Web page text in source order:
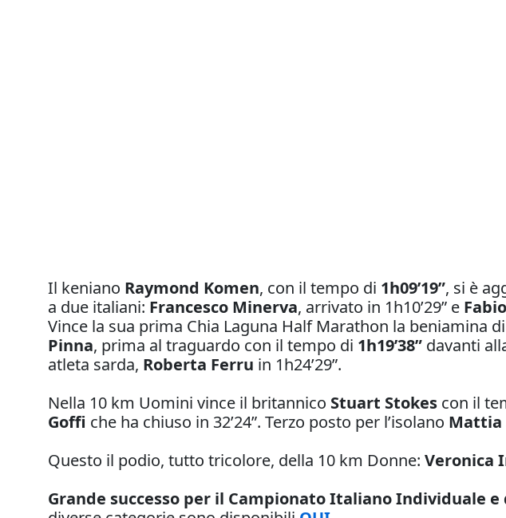
Il keniano Raymond Komen, con il tempo di 1h09’19”, si è
a due italiani: Francesco Minerva, arrivato in 1h10’29” e
Vince la sua prima Chia Laguna Half Marathon la beniamina
Pinna, prima al traguardo con il tempo di 1h19’38” davanti
atleta sarda, Roberta Ferru in 1h24’29”.
Nella 10 km Uomini vince il britannico Stuart Stokes con il
Goffi che ha chiuso in 32’24”. Terzo posto per l’isolano Mattia
Questo il podio, tutto tricolore, della 10 km Donne: Veronica
Grande successo per il Campionato Italiano Individuale